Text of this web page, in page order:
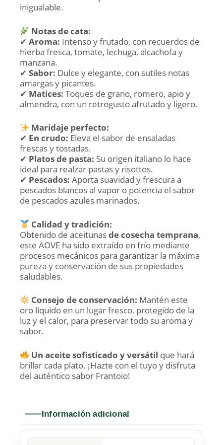
inigualable.
Notas de cata:
✔ Aroma: Intenso y frutado, con recuerdos de
hierba fresca, tomate, lechuga, alcachofa y
manzana.
✔ Sabor: Dulce y elegante, con sutiles notas
amargas y picantes.
✔ Matices: Toques de grano, romero, apio y
almendra, con un retrogusto afrutado y ligero.
Maridaje perfecto:
✔ En crudo: Eleva el sabor de ensaladas
frescas y tostadas.
✔ Platos de pasta: Su origen italiano lo hace
ideal para realzar pastas y risottos.
✔ Pescados: Aporta suavidad y frescura a
pescados blancos al vapor o potencia el sabor
de pescados azules marinados.
Calidad y tradición:
Obtenido de aceitunasde cosecha temprana,
este AOVE ha sido extraído en frío mediante
procesos mecánicos para garantizar la máxima
pureza y conservación de sus propiedades
saludables.
Consejo de conservación: Mantén este
oro líquido en un lugar fresco, protegido de la
luz y el calor, para preservar todo su aroma y
sabor.
Un aceite sofisticado y versátil que hará
brillar cada plato. ¡Hazte con el tuyo y disfruta
del auténtico sabor Frantoio!
Información adicional